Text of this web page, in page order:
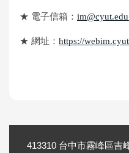
★ 電子信箱：
★ 網址： https://
413310 台中市霧峰區吉